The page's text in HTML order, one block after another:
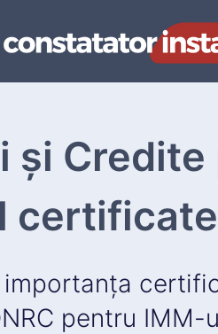
și
importanța
pentru IMM-